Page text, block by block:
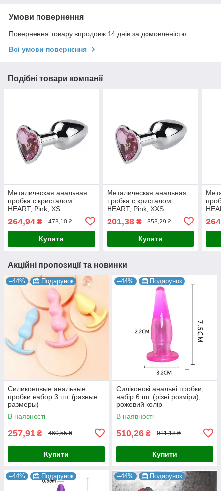
Умови повернення
Повернення товару впродовж 14 днів за домовленістю
Всі умови повернення
Подібні товари компанії
Металическая анальная
пробка с кристалом
HEART, Pink, XS
264,94 ₴ 473,10 ₴
Купити
Металическая анальная
пробка с кристалом
HEART, Pink, XXS
201,38₴ 353,29 ₴
Купити
Акційні пропозиції та новинки
–44% Подарунок
Силиконовые анальные
пробки набор 3 шт. (разные
размеры)
В наявності
257,91 ₴ 460,55 ₴
Купити
–44% Подарунок
Силіконові анальні пробки,
набір 6 шт. (різні розміри),
рожевий колір
В наявності
510,26 ₴ 911,18 ₴
Купити
–44% Подарунок –44% Подарунок